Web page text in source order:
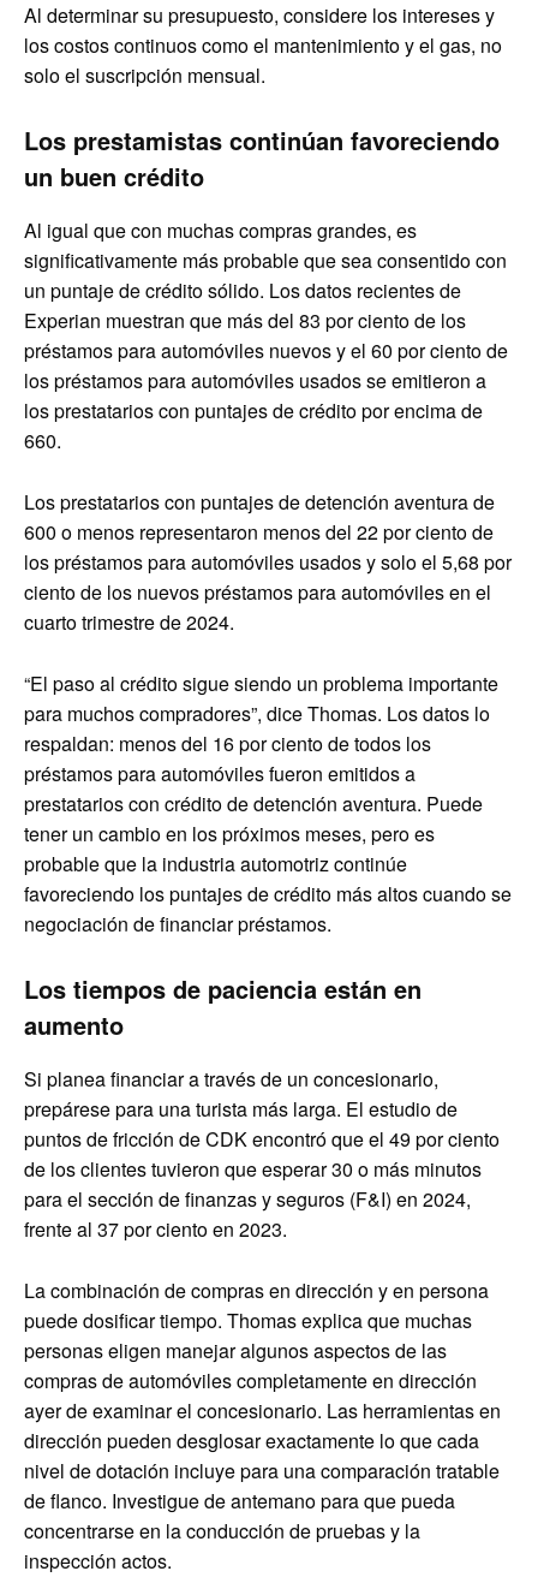
Al determinar su presupuesto, considere los intereses y
los costos continuos como el mantenimiento y el gas, no
solo el suscripción mensual.
Los prestamistas continúan favoreciendo
un buen crédito
Al igual que con muchas compras grandes, es
significativamente más probable que sea consentido con
un puntaje de crédito sólido. Los datos recientes de
Experian muestran que más del 83 por ciento de los
préstamos para automóviles nuevos y el 60 por ciento de
los préstamos para automóviles usados ​​se emitieron a
los prestatarios con puntajes de crédito por encima de
660.
Los prestatarios con puntajes de detención aventura de
600 o menos representaron menos del 22 por ciento de
los préstamos para automóviles usados ​​y solo el 5,68 por
ciento de los nuevos préstamos para automóviles en el
cuarto trimestre de 2024.
“El paso al crédito sigue siendo un problema importante
para muchos compradores”, dice Thomas. Los datos lo
respaldan: menos del 16 por ciento de todos los
préstamos para automóviles fueron emitidos a
prestatarios con crédito de detención aventura. Puede
tener un cambio en los próximos meses, pero es
probable que la industria automotriz continúe
favoreciendo los puntajes de crédito más altos cuando se
negociación de financiar préstamos.
Los tiempos de paciencia están en
aumento
Si planea financiar a través de un concesionario,
prepárese para una turista más larga. El estudio de
puntos de fricción de CDK encontró que el 49 por ciento
de los clientes tuvieron que esperar 30 o más minutos
para el sección de finanzas y seguros (F&I) en 2024,
frente al 37 por ciento en 2023.
La combinación de compras en dirección y en persona
puede dosificar tiempo. Thomas explica que muchas
personas eligen manejar algunos aspectos de las
compras de automóviles completamente en dirección
ayer de examinar el concesionario. Las herramientas en
dirección pueden desglosar exactamente lo que cada
nivel de dotación incluye para una comparación tratable
de flanco. Investigue de antemano para que pueda
concentrarse en la conducción de pruebas y la
inspección actos.